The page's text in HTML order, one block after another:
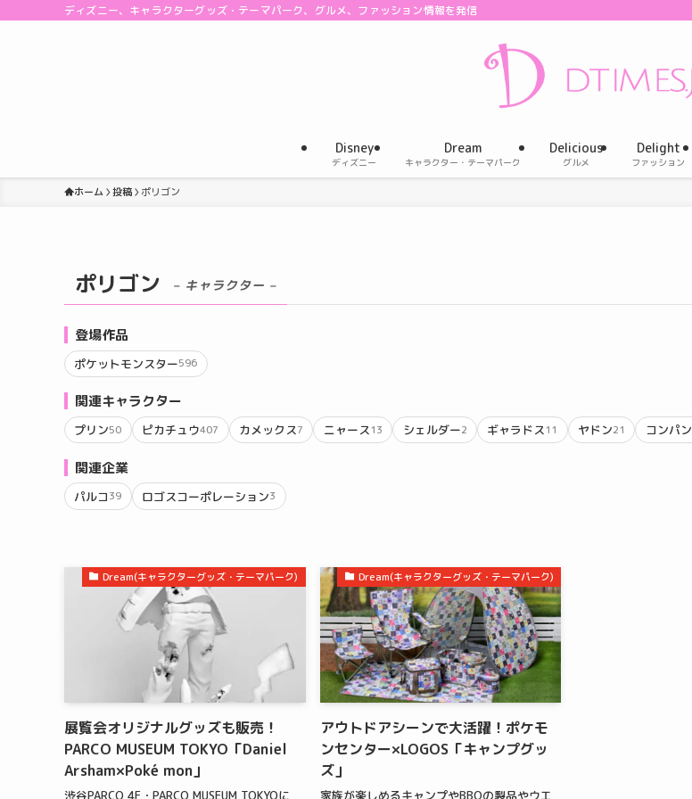
ディズニー、キャラクターグッズ・テーマパーク、グルメ、ファッション情報を発信
Disney
ディズニー
Dream
キャラクター・テーマパーク
Delicious
グルメ
Delight
ファッション
ホーム 投稿 ポリゴン
ポリゴン – キャラクター –
登場作品
ポケットモンスター596
関連キャラクター
プリン50 ピカチュウ407 カメックス7 ニャース13 シェルダー2 ギャラドス11 ヤドン21 コンパン
関連企業
パルコ39 ロゴスコーポレーション3
Dream(キャラクターグッズ・テーマパーク)
展覧会オリジナルグッズも販売！
PARCO MUSEUM TOKYO「Daniel
Arsham×Poké mon」
渋谷PARCO 4F・PARCO MUSEUM TOKYOに
Dream(キャラクターグッズ・テーマパーク)
アウトドアシーンで大活躍！ポケモ
ンセンター×LOGOS「キャンプグッ
ズ」
家族が楽しめるキャンプやBBQの製品やウエ